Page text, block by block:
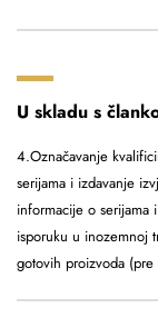
U skladu s
4.Označavanje
serijama i izdavanje
informacije o serijama
isporuku u inozemnoj
gotovih proizvoda (pre